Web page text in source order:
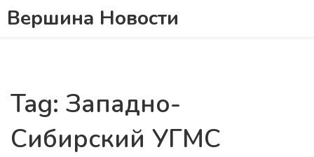
Вершина Новости
Tag: Западно-
Сибирский УГМС